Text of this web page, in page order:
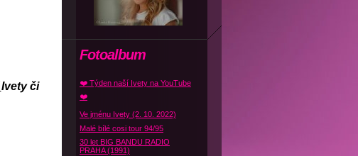
Ivety či
Fotoalbum
❤️ Týden naší Ivety na YouTube
❤️
Ve jménu Ivety (2. 10. 2022)
Malé bílé cosi tour 94/95
30 let BIG BANDU RADIO
PRAHA (1991)